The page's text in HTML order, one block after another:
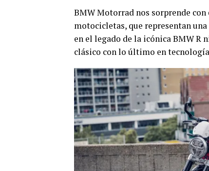
BMW Motorrad nos sorprende
motocicletas, que representan
en el legado de la icónica BMW R
clásico con lo último en